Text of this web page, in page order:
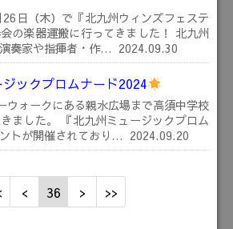
日（木）で『北九州ウィンズフェステ
の楽器運搬に行ってきました！ 北九州
奏家や指揮者・作… 2024.09.30
ックプロムナード2024
ウォークにある親水広場まで高須中学校
ました。 『北九州ミュージックプロム
トが開催されており… 2024.09.20
36